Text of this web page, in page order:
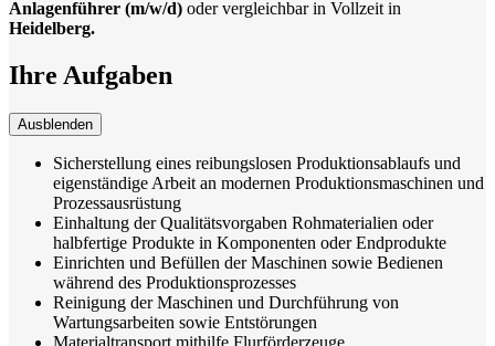
Anlagenführer (m/w/d) oder vergleichbar in Vollzeit in
Heidelberg.
Ihre Aufgaben
Ausblenden
Sicherstellung eines reibungslosen Produktionsablaufs und
eigenständige Arbeit an modernen Produktionsmaschinen und
Prozessausrüstung
Einhaltung der Qualitätsvorgaben Rohmaterialien oder
halbfertige Produkte in Komponenten oder Endprodukte
Einrichten und Befüllen der Maschinen sowie Bedienen
während des Produktionsprozesses
Reinigung der Maschinen und Durchführung von
Wartungsarbeiten sowie Entstörungen
Materialtransport mithilfe Flurförderzeuge